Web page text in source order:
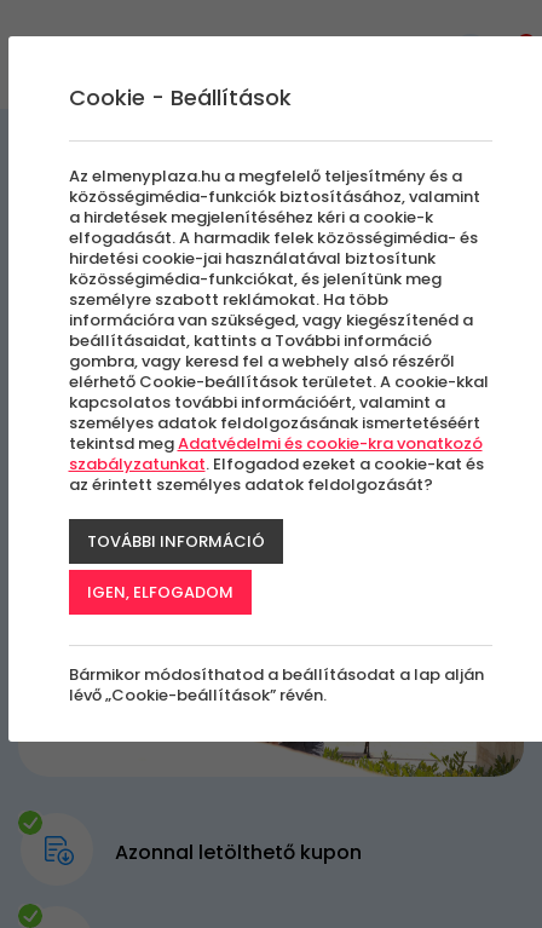
Kémlelés - Pécs |
Nyomozás Pécs
Belvárosában
Pécs
Azonnal letölthető kupon
Cookie - Beállítások
Az elmenyplaza.hu a megfelelő teljesítmény és a
közösségimédia-funkciók biztosításához, valamint
a hirdetések megjelenítéséhez kéri a cookie-k
elfogadását. A harmadik felek közösségimédia- és
hirdetési cookie-jai használatával biztosítunk
közösségimédia-funkciókat, és jelenítünk meg
személyre szabott reklámokat. Ha több
információra van szükséged, vagy kiegészítenéd a
beállításaidat, kattints a További információ
gombra, vagy keresd fel a webhely alsó részéről
elérhető Cookie-beállítások területet. A cookie-kkal
kapcsolatos további információért, valamint a
személyes adatok feldolgozásának ismertetéséért
tekintsd megAdatvédelmi és cookie-kra vonatkozó
szabályzatunkat. Elfogadod ezeket a cookie-kat és
az érintett személyes adatok feldolgozását?
TOVÁBBI INFORMÁCIÓ
IGEN, ELFOGADOM
Bármikor módosíthatod a beállításodat a lap alján
lévő „Cookie-beállítások” révén.